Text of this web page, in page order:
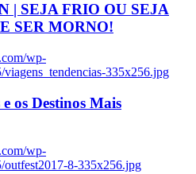
| SEJA FRIO OU SEJA
SER MORNO!
wp-
335x256.jpg
os Destinos Mais
wp-
outfest2017-8-335x256.jpg